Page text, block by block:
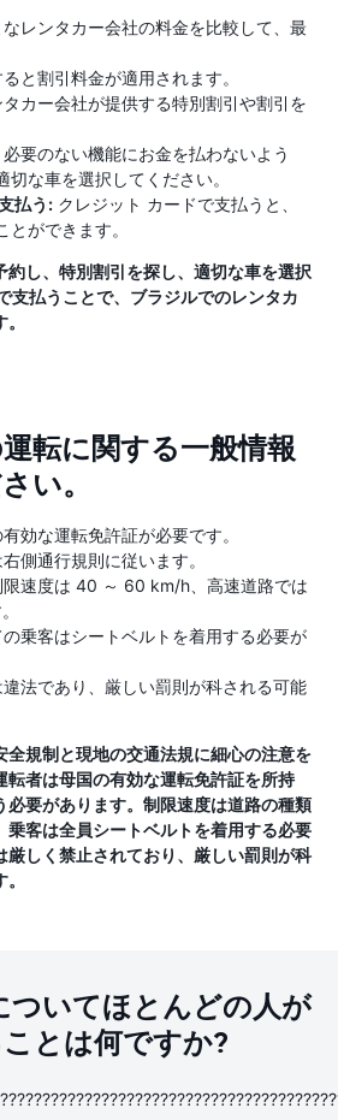
なレンタカー会社の料金を比較して、最
と割引料金が適用されます。
タカー会社が提供する特別割引や割引を
必要のない機能にお金を払わないよう
切な車を選択してください。
払う: クレジット カードで支払うと、
ができます。
約し、特別割引を探し、適切な車を選択
支払うことで、ブラジルでのレンタカ
転に関する一般情報
い。
効な運転免許証が必要です。
側通行規則に従います。
限速度は 40 ～ 60 km/h、高速道路では
乗客はシートベルトを着用する必要が
法であり、厳しい罰則が科される可能
全規制と現地の交通法規に細心の注意を
転者は母国の有効な運転免許証を所持
必要があります。制限速度は道路の種類
乗客は全員シートベルトを着用する必要
厳しく禁止されており、厳しい罰則が科
ついてほとんどの人が
とは何ですか?